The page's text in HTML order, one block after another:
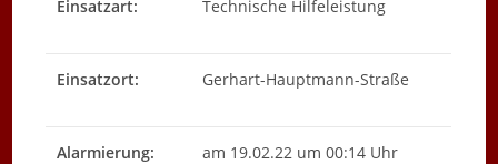
Einsatzart: Technische Hilfeleistung
Einsatzort: Gerhart-Hauptmann-Straße
Alarmierung: am 19.02.22 um 00:14 Uhr